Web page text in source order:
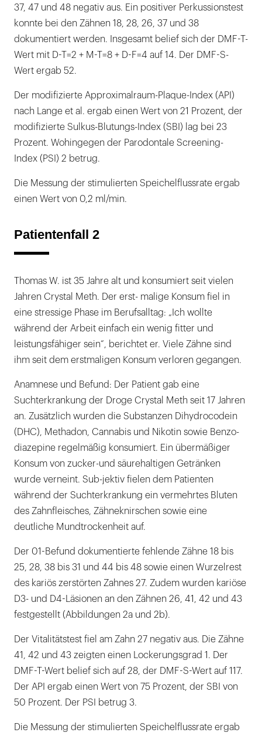
37, 47 und 48 negativ aus. Ein positiver Perkussionstest
konnte bei den Zähnen 18, 28, 26, 37 und 38
dokumentiert werden. Insgesamt belief sich der DMF-T-
Wert mit D-T=2 + M-T=8 + D-F=4 auf 14. Der DMF-S-
Wert ergab 52.
Der modifizierte Approximalraum-Plaque-Index (API)
nach Lange et al. ergab einen Wert von 21 Prozent, der
modifizierte Sulkus-Blutungs-Index (SBI) lag bei 23
Prozent. Wohingegen der Parodontale Screening-
Index (PSI) 2 betrug.
Die Messung der stimulierten Speichelflussrate ergab
einen Wert von 0,2 ml/min.
Patientenfall 2
Thomas W. ist 35 Jahre alt und konsumiert seit vielen
Jahren Crystal Meth. Der erst- malige Konsum fiel in
eine stressige Phase im Berufsalltag: „Ich wollte
während der Arbeit einfach ein wenig fitter und
leistungsfähiger sein“, berichtet er. Viele Zähne sind
ihm seit dem erstmaligen Konsum verloren gegangen.
Anamnese und Befund: Der Patient gab eine
Suchterkrankung der Droge Crystal Meth seit 17 Jahren
an. Zusätzlich wurden die Substanzen Dihydrocodein
(DHC), Methadon, Cannabis und Nikotin sowie Benzo-
diazepine regelmäßig konsumiert. Ein übermäßiger
Konsum von zucker-und säurehaltigen Getränken
wurde verneint. Sub-jektiv fielen dem Patienten
während der Suchterkrankung ein vermehrtes Bluten
des Zahnfleisches, Zähneknirschen sowie eine
deutliche Mundtrockenheit auf.
Der 01-Befund dokumentierte fehlende Zähne 18 bis
25, 28, 38 bis 31 und 44 bis 48 sowie einen Wurzelrest
des kariös zerstörten Zahnes 27. Zudem wurden kariöse
D3- und D4-Läsionen an den Zähnen 26, 41, 42 und 43
festgestellt (Abbildungen 2a und 2b).
Der Vitalitätstest fiel am Zahn 27 negativ aus. Die Zähne
41, 42 und 43 zeigten einen Lockerungsgrad 1. Der
DMF-T-Wert belief sich auf 28, der DMF-S-Wert auf 117.
Der API ergab einen Wert von 75 Prozent, der SBI von
50 Prozent. Der PSI betrug 3.
Die Messung der stimulierten Speichelflussrate ergab